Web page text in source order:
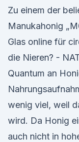
Zu einem der
Manukahonig
Glas online für
die Nieren? -
Quantum an
wenig viel, weil
wird. Da Honig
auch nicht in